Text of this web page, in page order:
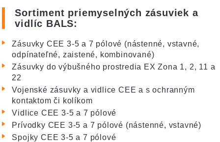
Sortiment priemyselných zásuviek a
vidlíc BALS:
Zásuvky CEE 3-5 a 7 pólové (nástenné, vstavné,
odpínateľné, zaistené, kombinované)
Zásuvky do výbušného prostredia EX Zona 1, 2, 11 a
22
Vojenské zásuvky a vidlice CEE a s ochranným
kontaktom či kolíkom
Vidlice CEE 3-5 a 7 pólové
Prívodky CEE 3-5 a 7 pólové (nástenné, vstavné)
Spojky CEE 3-5 a 7 pólové